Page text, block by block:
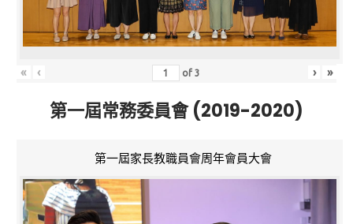
« ‹ of3 › »
第一屆常務委員會 (2019-2020)
第一屆家長教職員會周年會員大會